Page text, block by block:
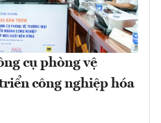
cụ phòng vệ
công nghiệp hóa